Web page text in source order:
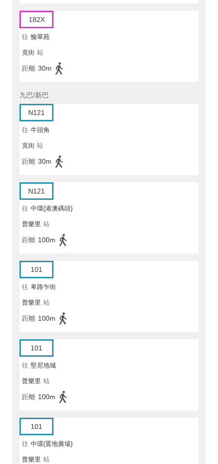
182X
往 愉翠苑
克街 站
距離 30m
九巴/新巴
N121
往 牛頭角
克街 站
距離 30m
N121
往 中環(港澳碼頭)
普樂里 站
距離 100m
101
往 卑路乍街
普樂里 站
距離 100m
101
往 堅尼地城
普樂里 站
距離 100m
101
往 中環(置地廣場)
普樂里 站